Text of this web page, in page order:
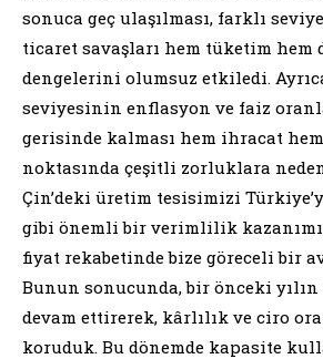
sonuca geç ulaşılması, farklı
ticaret savaşları hem tüketim hem
dengelerini olumsuz etkiledi.
seviyesinin enflasyon ve faiz
gerisinde kalması hem ihracat
noktasında çeşitli zorluklara neden
Çin’deki üretim tesisimizi
gibi önemli bir verimlilik kazanımı
fiyat rekabetinde bize göreceli bir
Bunun sonucunda, bir önceki
devam ettirerek, kârlılık ve ciro
koruduk. Bu dönemde kapasite